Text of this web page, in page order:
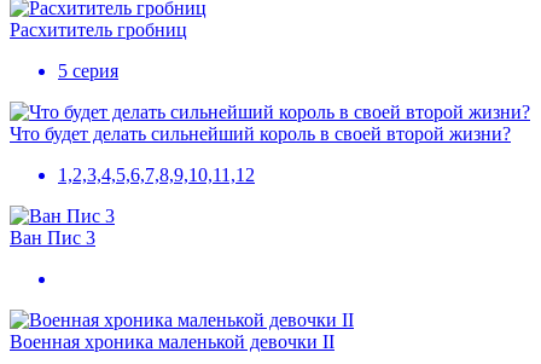
Расхититель гробниц
5 серия
Что будет делать сильнейший король в своей второй жизни?
1,2,3,4,5,6,7,8,9,10,11,12
Ван Пис 3
Военная хроника маленькой девочки II